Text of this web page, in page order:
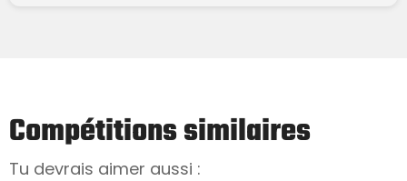
Compétitions similaires
Tu devrais aimer aussi :